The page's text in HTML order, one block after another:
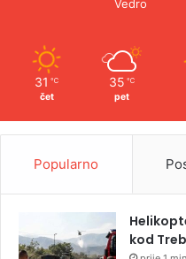
Vedro
31 ℃
čet
35 ℃
pet
Popularno
kod